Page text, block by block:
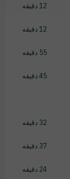
12 دقیقه
12 دقیقه
55 دقیقه
45 دقیقه
32 دقیقه
37 دقیقه
24 دقیقه